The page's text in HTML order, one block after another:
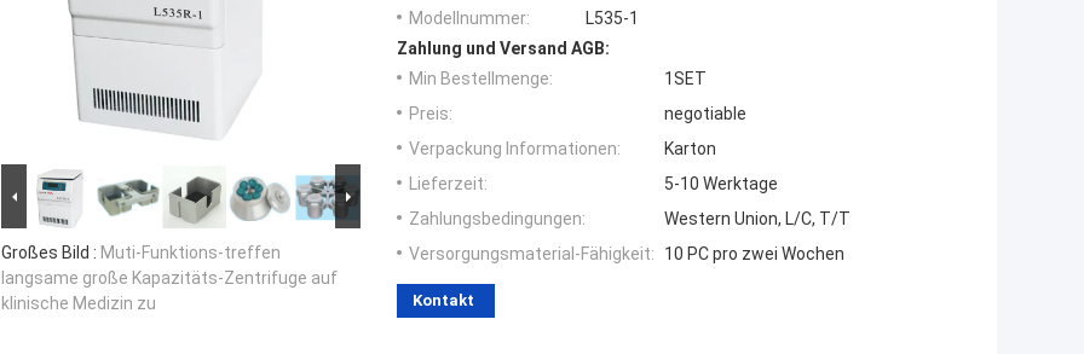
Großes Bild : Muti-Funktions-treffen
langsame große Kapazitäts-Zentrifuge auf
klinische Medizin zu
Modellnummer:
L535-1
Zahlung und Versand AGB:
Min Bestellmenge:
1SET
Preis:
negotiable
Verpackung Informationen:
Karton
Lieferzeit:
5-10 Werktage
Zahlungsbedingungen:
Western Union, L/C, T/T
Versorgungsmaterial-Fähigkeit:
10 PC pro zwei Wochen
Kontakt